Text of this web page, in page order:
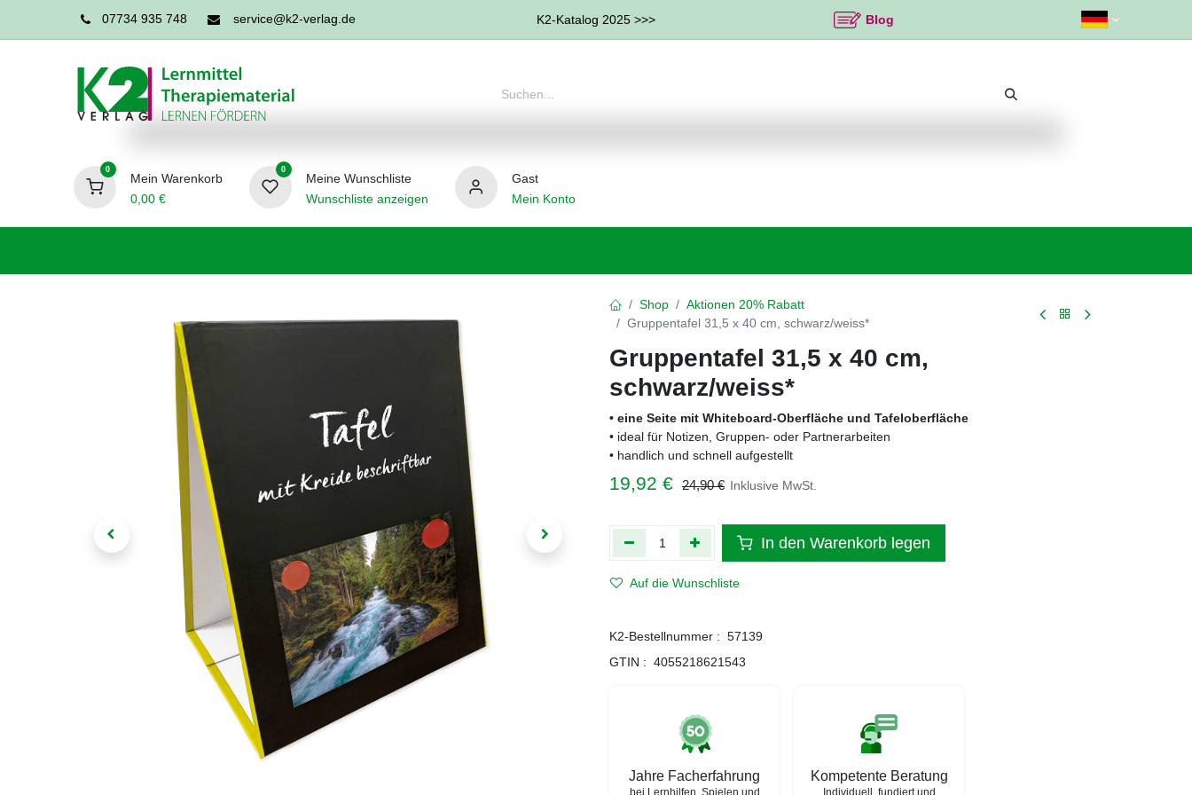
07734 935 748 service@k2-verlag.de K2-Katalog 2025 >>> Blog
0
Mein Warenkorb
0,00€
0
Meine Wunschliste
Wunschliste anzeigen
Gast
Mein Konto
Shop
Aktionen 20% Rabatt
Gruppentafel 31,5 x 40 cm, schwarz/weiss*
Gruppentafel 31,5 x 40 cm,
schwarz/weiss*
• eine Seite mit Whiteboard-Oberfläche und Tafeloberfläche
• ideal für Notizen, Gruppen- oder Partnerarbeiten
• handlich und schnell aufgestellt
19,92 € 24,90€ Inklusive MwSt.
In den Warenkorb legen
Auf die Wunschliste
K2-Bestellnummer : 57139
GTIN : 4055218621543
Jahre Facherfahrung
bei Lernhilfen, Spielen und
Kompetente Beratung
Individuell, fundiert und